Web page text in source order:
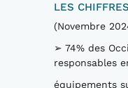
LES
(Novembre
➢ 74% des
responsables
équipements